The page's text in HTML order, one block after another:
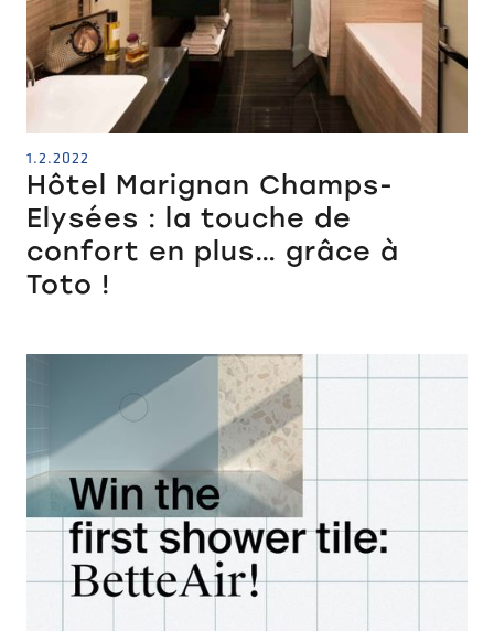
1.2.2022
Hôtel Marignan Champs-
Elysées : la touche de
confort en plus… grâce à
Toto !